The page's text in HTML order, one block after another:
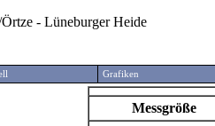
- Lüneburger Heide
Grafiken
Messgröße